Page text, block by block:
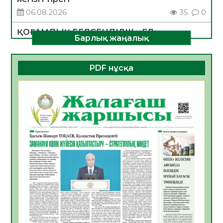
06.08.2026
35 0
ҚОҒАМДЫҚ БЕЛСЕНДІЛІК – ЕЛ
ДАМУЫНЫҢ НЕГІЗІ
06.08.2026
32 0
ҚҰРЫЛТАЙ САЙЛАУЫ – БОЛАШАҚҚА
06.08.2026
Инфекциялық ауруларға қарсы иммундау
жұмыстарының тиімділігі
06.08.2026
36
Көкжөтел ауруы туралы
06.08.2026
33
АПВ вакцинасы туралы мәлімет
06.08.2026
33
Барлық жаңалық
PDF нұсқа